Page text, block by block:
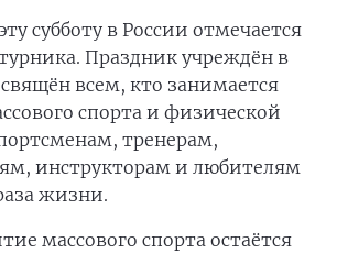
субботу в России отмечается
Праздник учреждён в
всем, кто занимается
спорта и физической
тренерам,
инструкторам и любителям
жизни.
массового спорта остаётся